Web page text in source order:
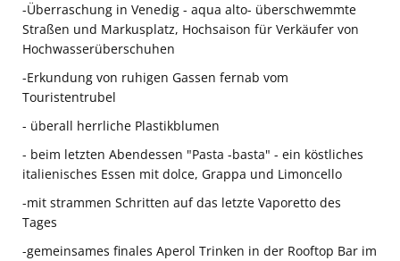
-Überraschung in Venedig - aqua alto- überschwemmte
Straßen und Markusplatz, Hochsaison für Verkäufer von
Hochwasserüberschuhen
-Erkundung von ruhigen Gassen fernab vom
Touristentrubel
- überall herrliche Plastikblumen
- beim letzten Abendessen "Pasta -basta" - ein köstliches
italienisches Essen mit dolce, Grappa und Limoncello
-mit strammen Schritten auf das letzte Vaporetto des
Tages
-gemeinsames finales Aperol Trinken in der Rooftop Bar im